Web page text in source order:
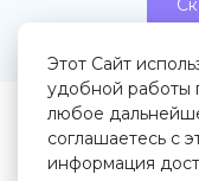
Этот Сайт
удобной работы
любое
соглашаетесь с
информация
© 2026 Крамол.рф
Правила сервиса